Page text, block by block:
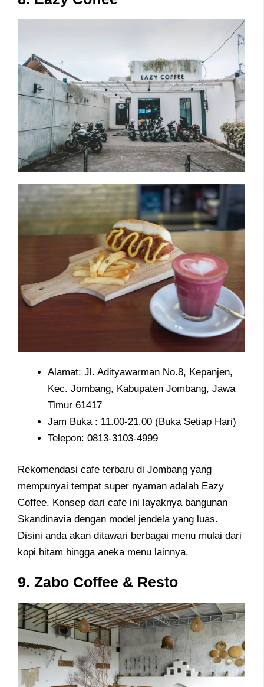
Alamat: Jl. Adityawarman No.8, Kepanjen,
Kec. Jombang, Kabupaten Jombang, Jawa
Timur 61417
Jam Buka : 11.00-21.00 (Buka Setiap Hari)
Telepon: 0813-3103-4999
Rekomendasi cafe terbaru di Jombang yang
mempunyai tempat super nyaman adalah Eazy
Coffee. Konsep dari cafe ini layaknya bangunan
Skandinavia dengan model jendela yang luas.
Disini anda akan ditawari berbagai menu mulai dari
kopi hitam hingga aneka menu lainnya.
9. Zabo Coffee & Resto